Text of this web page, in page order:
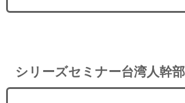
シリーズセミナー台湾人幹部